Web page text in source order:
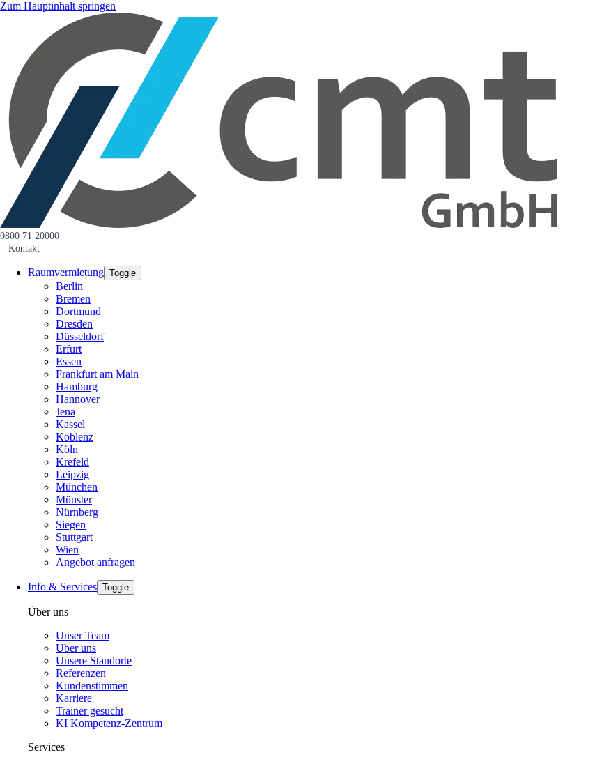
Zum Hauptinhalt springen
0800 71 20000
Kontakt
Raumvermietung Toggle
Berlin
Bremen
Dortmund
Dresden
Düsseldorf
Erfurt
Essen
Frankfurt am Main
Hamburg
Hannover
Jena
Kassel
Koblenz
Köln
Krefeld
Leipzig
München
Münster
Nürnberg
Siegen
Stuttgart
Wien
Angebot anfragen
Info & Services Toggle
Über uns
Unser Team
Über uns
Unsere Standorte
Referenzen
Kundenstimmen
Karriere
Trainer gesucht
KI Kompetenz-Zentrum
Services